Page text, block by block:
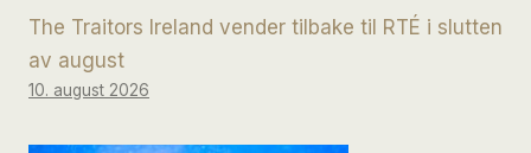
The Traitors Ireland vender tilbake til RTÉ i slutten
av august
10. august 2026